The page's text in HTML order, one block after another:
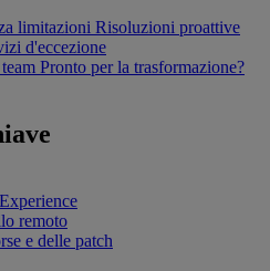
limitazioni Risoluzioni proattive
d'eccezione
Pronto per la trasformazione?
remoto
e delle patch